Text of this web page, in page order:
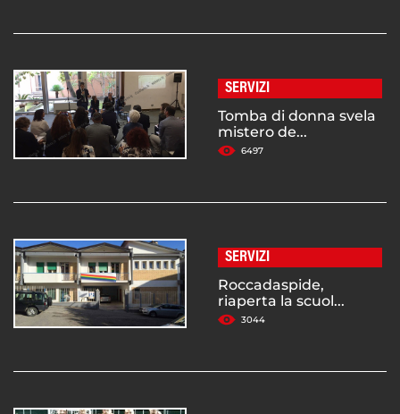
SERVIZI
Tomba di donna svela
mistero de...
6497
SERVIZI
Roccadaspide,
riaperta la scuol...
3044